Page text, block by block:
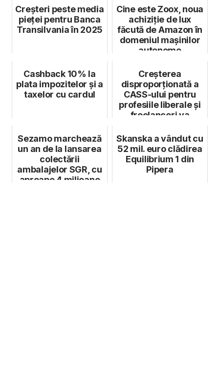
expe...
Creșteri peste media
pieței pentru Banca
Transilvania în 2025
Cine este Zoox, noua
achiziție de lux
făcută de Amazon în
domeniul mașinilor
autonome
Cashback 10% la
plata impozitelor și a
taxelor cu cardul
Creșterea
disproporționată a
CASS-ului pentru
profesiile liberale și
freelanceri va
Sezamo marchează
un an de la lansarea
colectării
ambalajelor SGR, cu
aproape 4 milioane
Skanska a vândut cu
52 mil. euro clădirea
Equilibrium 1 din
Pipera